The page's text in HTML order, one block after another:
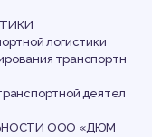
логистики
транспортн
деятел
ООО «ДЮМ